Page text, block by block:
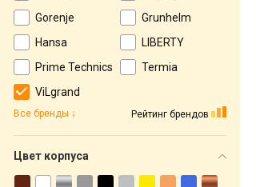
Gorenje
Grunhelm
Hansa
LIBERTY
Prime Technics
Termia
ViLgrand
Рейтинг брендов
Все бренды
Цвет корпуса